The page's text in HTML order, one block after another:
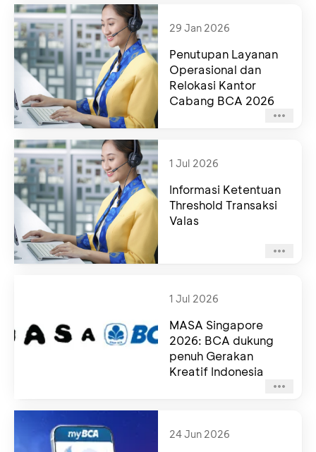
29 Jan 2026
Penutupan Layanan
Operasional dan
Relokasi Kantor
Cabang BCA 2026
1 Jul 2026
Informasi Ketentuan
Threshold Transaksi
Valas
1 Jul 2026
MASA Singapore
2026: BCA dukung
penuh Gerakan
Kreatif Indonesia
24 Jun 2026